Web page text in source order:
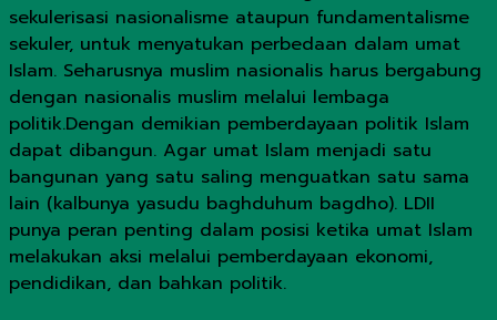
sekulerisasi nasionalisme ataupun fundamentalisme
sekuler, untuk menyatukan perbedaan dalam umat
Islam. Seharusnya muslim nasionalis harus bergabung
dengan nasionalis muslim melalui lembaga
politik.Dengan demikian pemberdayaan politik Islam
dapat dibangun. Agar umat Islam menjadi satu
bangunan yang satu saling menguatkan satu sama
lain (kalbunya yasudu baghduhum bagdho). LDII
punya peran penting dalam posisi ketika umat Islam
melakukan aksi melalui pemberdayaan ekonomi,
pendidikan, dan bahkan politik.